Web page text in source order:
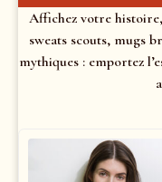
Affichez votre
sweats scouts, mugs
mythiques : emportez